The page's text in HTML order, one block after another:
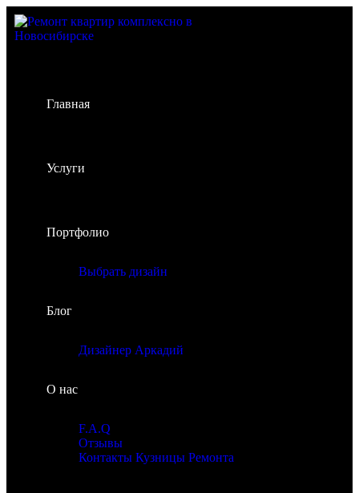
Главная
Услуги
Портфолио
Выбрать дизайн
Блог
Дизайнер Аркадий
О нас
F.A.Q
Отзывы
Контакты Кузницы Ремонта